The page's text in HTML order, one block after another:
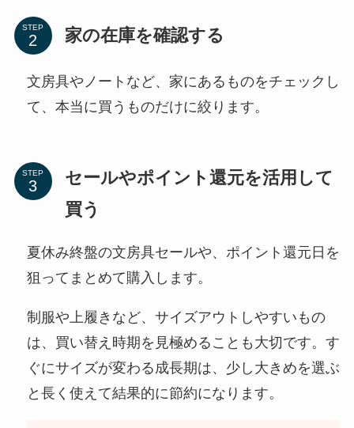
STEP 家の在庫を確認する
文房具やノートなど、家にあるものをチェックし
て、本当に買うものだけに絞ります。
STEP
セールやポイント還元を活用して
買う
夏休み終盤の文房具セールや、ポイント還元日を
狙ってまとめて購入します。
制服や上履きなど、サイズアウトしやすいもの
は、買い替え時期を見極めることも大切です。す
ぐにサイズが変わる成長期は、少し大きめを選ぶ
と長く使えて結果的に節約になります。